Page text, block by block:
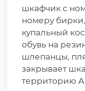
шкафчик с
номеру
купальный
обувь на
шлепанцы,
закрывает
территорию